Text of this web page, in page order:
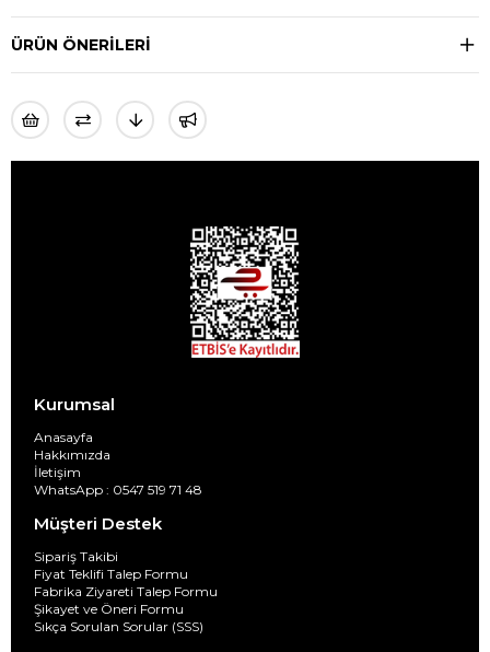
ÜRÜN ÖNERILERI
Kurumsal
Anasayfa
Hakkımızda
İletişim
WhatsApp : 0547 519 71 48
Müşteri Destek
Sipariş Takibi
Fiyat Teklifi Talep Formu
Fabrika Ziyareti Talep Formu
Şikayet ve Öneri Formu
Sıkça Sorulan Sorular (SSS)